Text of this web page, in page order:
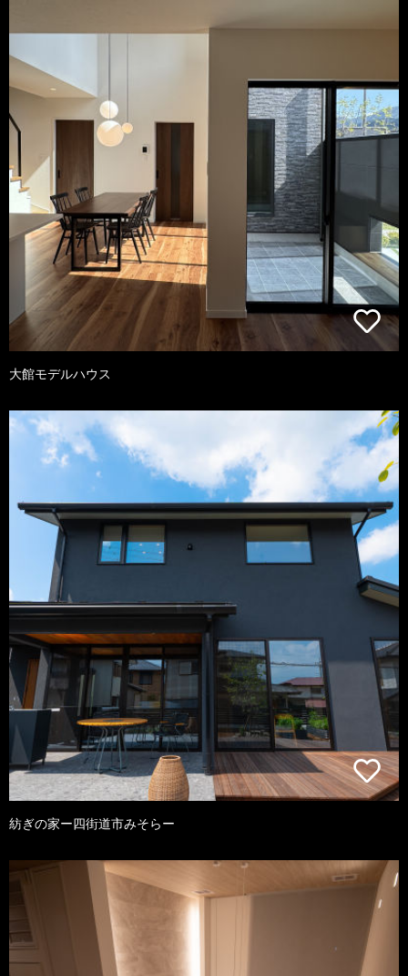
大館モデルハウス
紡ぎの家ー四街道市みそらー